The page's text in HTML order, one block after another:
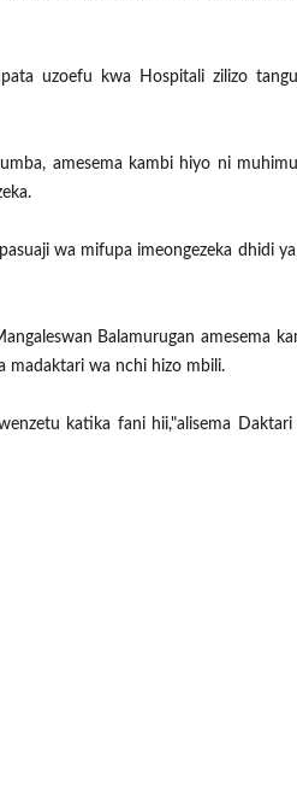
uzoefu kwa Hospitali zilizo
amesema kambi hiyo ni
wa mifupa imeongezeka dhidi
Balamurugan amesema
madaktari wa nchi hizo mbili.
katika fani hii,"alisema Daktari